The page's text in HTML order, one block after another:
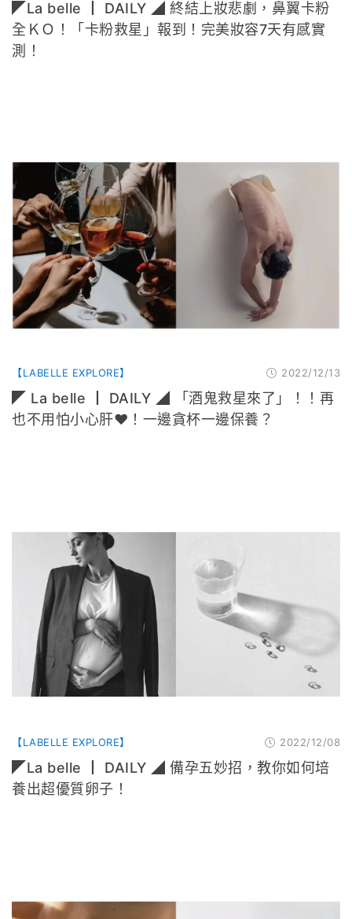
◤La belle ┃ DAILY ◢ 終結上妝悲劇，鼻翼卡粉
全ＫＯ！「卡粉救星」報到！完美妝容7天有感實
測！
【LABELLE EXPLORE】 2022/12/13
◤ La belle ┃ DAILY ◢ 「酒鬼救星來了」！！再
也不用怕小心肝❤️！一邊貪杯一邊保養？
【LABELLE EXPLORE】 2022/12/08
◤La belle ┃ DAILY ◢ 備孕五妙招，教你如何培
養出超優質卵子！